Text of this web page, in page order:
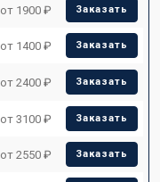
от 1900 ₽ Заказать
от 1400 ₽ Заказать
от 2400 ₽ Заказать
от 3100 ₽ Заказать
от 2550 ₽ Заказать